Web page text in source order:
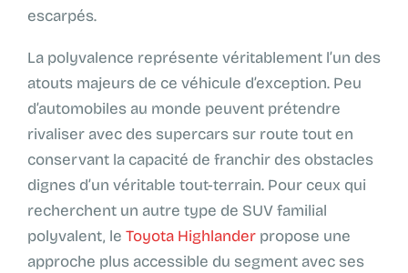
escarpés.
La polyvalence représente véritablement l’un des
atouts majeurs de ce véhicule d’exception. Peu
d’automobiles au monde peuvent prétendre
rivaliser avec des supercars sur route tout en
conservant la capacité de franchir des obstacles
dignes d’un véritable tout-terrain. Pour ceux qui
recherchent un autre type de SUV familial
polyvalent, le Toyota Highlander propose une
approche plus accessible du segment avec ses